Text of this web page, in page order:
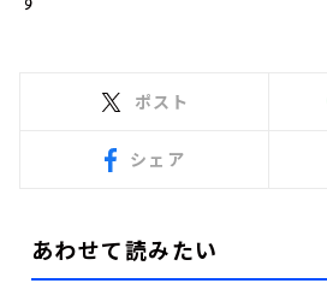
ポスト
シェア
あわせて読みたい